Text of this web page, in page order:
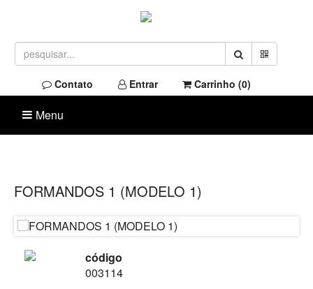
Contato Entrar Carrinho (0)
Menu
FORMANDOS 1 (MODELO 1)
código
003114